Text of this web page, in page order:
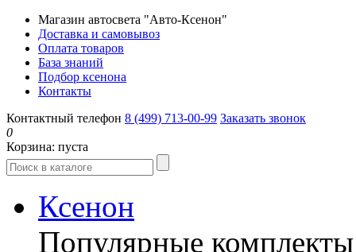
Магазин автосвета "Авто-Ксенон"
Доставка и самовывоз
Оплата товаров
База знаний
Подбор ксенона
Контакты
Контактный телефон 8 (499) 713-00-99 Заказать звонок
0
Корзина: пуста
Ксенон
Популярные комплекты